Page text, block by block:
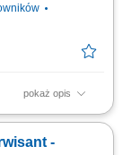
pokaż opis
i oczyszczania
-